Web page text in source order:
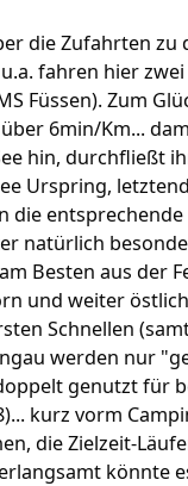
die Zufahrten
fahren hier
Füssen). Zum
6min/Km...
hin, durchfließt
Urspring,
die
natürlich
Besten aus der
und weiter
Schnellen
werden nur
genutzt für
kurz vorm
die Zielzeit-
könnte